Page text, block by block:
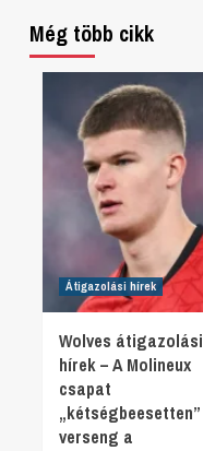
Még több cikk
Átigazolási hírek
Wolves átigazolási
hírek – A Molineux
csapat
„kétségbeesetten”
verseng a